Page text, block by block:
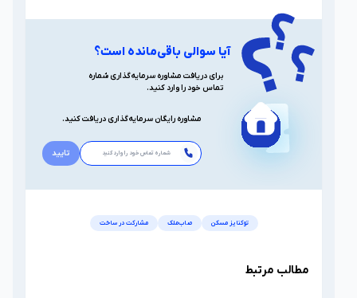
آیا سوالی باقی‌مانده است؟
برای دریافت مشاوره سرمایه‌گذاری شماره
تماس خود را وارد کنید.
مشاوره رایگان سرمایه‌گذاری دریافت کنید.
تایید
توکنایز مسکن صاب‌ملک مشارکت در ساخت
مطالب مرتبط